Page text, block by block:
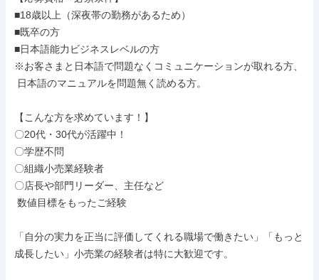
■18歳以上（深夜帯の勤務があるため）
■既卒の方
■日本語能力ビジネスレベルの方
※お客さまと日本語で問題なくコミュニケーションが取れる方、
【こんな方を求めています！】
〇20代・30代が活躍中！
〇学歴不問
〇組織小売業経験者
〇店長や部門リーダー、主任など
「自分の実力を正当に評価してくれる職場で働きたい」「もっと
成長したい」小売業の経験者は特に大歓迎です。